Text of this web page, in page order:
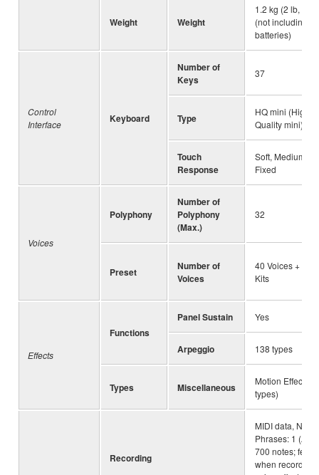
Weight Weight
1.2 kg (2 lb, 10
(not including
batteries)
Control
Interface
Keyboard
Number of
Keys
37
Type
HQ mini (High-
Quality mini)
Touch
Response
Soft, Medium,
Fixed
Voices
Polyphony
Number of
Polyphony
(Max.)
32
Preset
Number of
Voices
40 Voices + 2
Kits
Effects
Functions
Panel Sustain Yes
Arpeggio 138 types
Types Miscellaneous
Motion Effect (34
types)
Recording
MIDI data,
Phrases: 1
700 notes; fewer
when recording